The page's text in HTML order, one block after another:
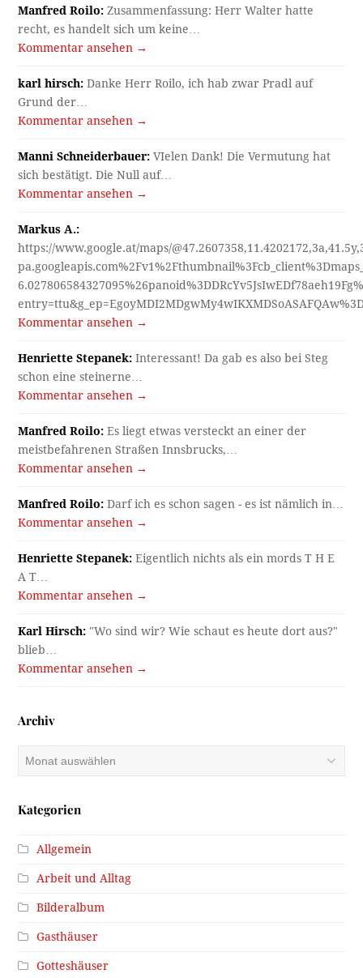
Manfred Roilo: Zusammenfassung: Herr Walter hatte
recht, es handelt sich um keine…
Kommentar ansehen →
karl hirsch: Danke Herr Roilo, ich hab zwar Pradl auf
Grund der…
Kommentar ansehen →
Manni Schneiderbauer: VIelen Dank! Die Vermutung hat
sich bestätigt. Die Null auf…
Kommentar ansehen →
Markus A.:
https://www.google.at/maps/
Kommentar ansehen →
Henriette Stepanek: Interessant! Da gab es also bei Steg
schon eine steinerne…
Kommentar ansehen →
Manfred Roilo: Es liegt etwas versteckt an einer der
meistbefahrenen Straßen Innsbrucks,…
Kommentar ansehen →
Manfred Roilo: Darf ich es schon sagen - es ist nämlich in…
Kommentar ansehen →
Henriette Stepanek: Eigentlich nichts als ein mords T H E
A T…
Kommentar ansehen →
Karl Hirsch: "Wo sind wir? Wie schaut es heute dort aus?"
blieb…
Kommentar ansehen →
Archiv
Archiv
Kategorien
Allgemein
Arbeit und Alltag
Bilderalbum
Gasthäuser
Gotteshäuser